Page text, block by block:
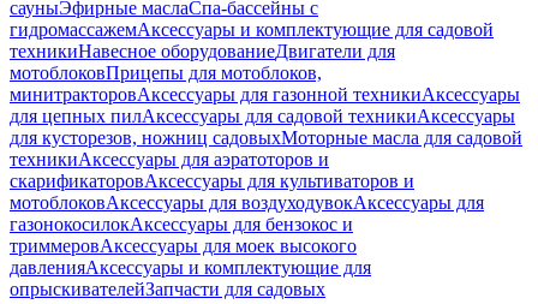
сауныЭфирные маслаСпа-бассейны с
гидромассажемАксессуары и комплектующие для садовой
техникиНавесное оборудованиеДвигатели для
мотоблоковПрицепы для мотоблоков,
минитракторовАксессуары для газонной техникиАксессуары
для цепных пилАксессуары для садовой техникиАксессуары
для кусторезов, ножниц садовыхМоторные масла для садовой
техникиАксессуары для аэратоторов и
скарификаторовАксессуары для культиваторов и
мотоблоковАксессуары для воздуходувокАксессуары для
газонокосилокАксессуары для бензокос и
триммеровАксессуары для моек высокого
давленияАксессуары и комплектующие для
опрыскивателейЗапчасти для садовых